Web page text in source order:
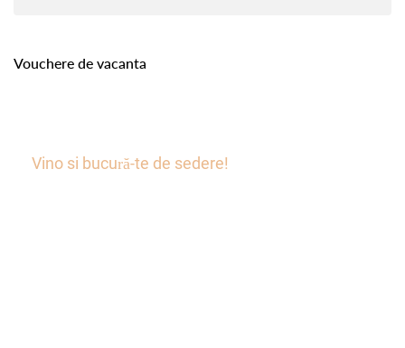
Vouchere de vacanta
Vino si bucură-te de sedere!